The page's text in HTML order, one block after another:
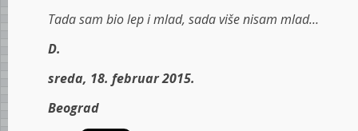
Tada sam bio lep i mlad, sada više nisam mlad…
D.
sreda, 18. februar 2015.
Beograd